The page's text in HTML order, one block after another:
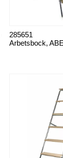
Arbetsbock,
285651